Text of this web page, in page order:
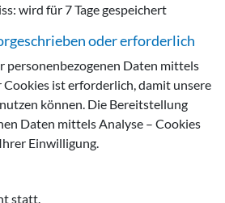
wird für 7 Tage gespeichert
oder erforderlich
personenbezogenen Daten mittels
ist erforderlich, damit unsere
können. Die Bereitstellung
Daten mittels Analyse – Cookies
Einwilligung.
statt.